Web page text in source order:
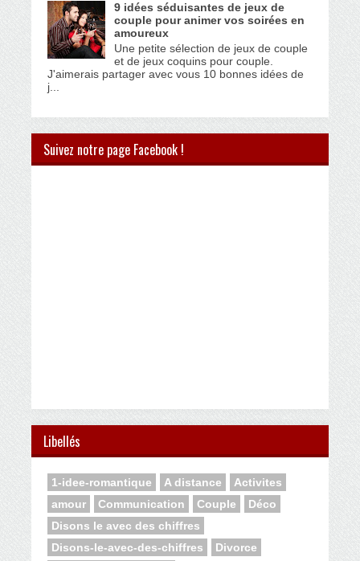
9 idées séduisantes de jeux de
couple pour animer vos soirées en
amoureux
Une petite sélection de jeux de couple
et de jeux coquins pour couple.
J'aimerais partager avec vous 10 bonnes idées de
j...
Suivez notre page Facebook !
Libellés
1-idee-romantique A distance
Activites
amour
Communication Couple
Déco
Disons le avec des chiffres
Disons-le-avec-des-chiffres
Divorce